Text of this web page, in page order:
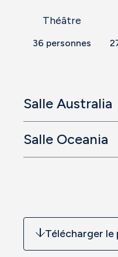
Théâtre
36 personnes
Salle Australia
Salle Oceania
Télécharger le